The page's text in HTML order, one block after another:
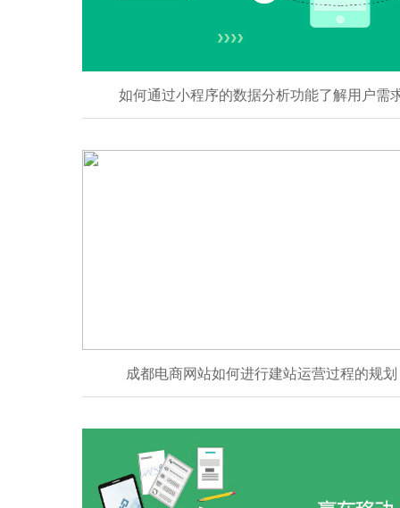
如何通过小程序的数据分析功能了解用户需
成都电商网站如何进行建站运营过程的规划